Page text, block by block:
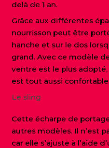
delà de 1 an.
Grâce aux différentes
nourrisson peut être
hanche et sur le dos
grand. Avec ce modèle
ventre est le plus
est tout aussi
Le sling
Cette écharpe de
autres modèles. Il n’est
car elle s’ajuste à l’aide